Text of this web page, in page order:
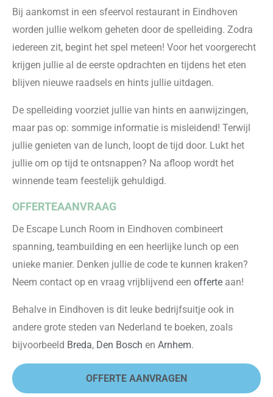
Bij aankomst in een sfeervol restaurant in Eindhoven
worden jullie welkom geheten door de spelleiding. Zodra
iedereen zit, begint het spel meteen! Voor het voorgerecht
krijgen jullie al de eerste opdrachten en tijdens het eten
blijven nieuwe raadsels en hints jullie uitdagen.
De spelleiding voorziet jullie van hints en aanwijzingen,
maar pas op: sommige informatie is misleidend! Terwijl
jullie genieten van de lunch, loopt de tijd door. Lukt het
jullie om op tijd te ontsnappen? Na afloop wordt het
winnende team feestelijk gehuldigd.
OFFERTEAANVRAAG
De Escape Lunch Room in Eindhoven combineert
spanning, teambuilding en een heerlijke lunch op een
unieke manier. Denken jullie de code te kunnen kraken?
Neem contact op en vraag vrijblijvend een offerte aan!
Behalve in Eindhoven is dit leuke bedrijfsuitje ook in
andere grote steden van Nederland te boeken, zoals
bijvoorbeeld Breda, Den Bosch en Arnhem.
OFFERTE AANVRAGEN